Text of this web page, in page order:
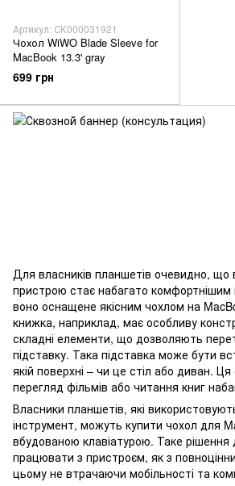
Артикул: СК000031921
Чохол WiWO Blade Sleeve for
MacBook 13.3' gray
699 грн
Для власників планшетів очевидно, що
пристрою стає набагато комфортнішим
воно оснащене якісним чохлом на
книжка, наприклад, має особливу
складні елементи, що дозволяють
підставку. Така підставка може бути
якій поверхні – чи це стіл або диван.
перегляд фільмів або читання книг
Власники планшетів, які
інструмент, можуть купити чохол для
вбудованою клавіатурою. Таке рішення
працювати з пристроєм, як з
цьому не втрачаючи мобільності та